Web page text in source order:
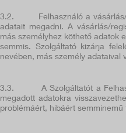
3.2.
Felhasználó a
adatait megadni. A vásárlás/
más személyhez köthető adatok
semmis. Szolgáltató kizárja
nevében, más személy adataival
3.3.
A Szolgáltatót a
megadott adatokra
problémáért, hibáért semminemű